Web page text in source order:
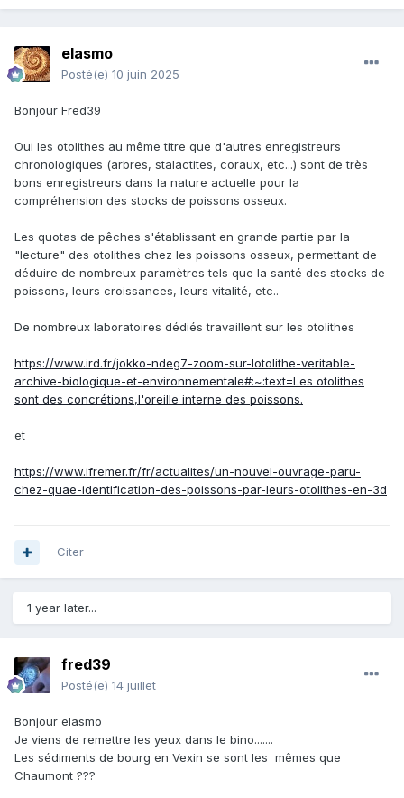
elasmo
Posté(e) 10 juin 2025
Bonjour Fred39
Oui les otolithes au même titre que d'autres enregistreurs
chronologiques (arbres, stalactites, coraux, etc...) sont de très
bons enregistreurs dans la nature actuelle pour la
compréhension des stocks de poissons osseux.
Les quotas de pêches s'établissant en grande partie par la
"lecture" des otolithes chez les poissons osseux, permettant de
déduire de nombreux paramètres tels que la santé des stocks de
poissons, leurs croissances, leurs vitalité, etc..
De nombreux laboratoires dédiés travaillent sur les otolithes
https://www.ird.fr/jokko-ndeg7-zoom-sur-lotolithe-veritable-
archive-biologique-et-environnementale#:~:text=Les otolithes
sont des concrétions,l'oreille interne des poissons.
et
https://www.ifremer.fr/fr/actualites/un-nouvel-ouvrage-paru-
chez-quae-identification-des-poissons-par-leurs-otolithes-en-3d
Citer
1 year later...
fred39
Posté(e) 14 juillet
Bonjour elasmo
Je viens de remettre les yeux dans le bino.......
Les sédiments de bourg en Vexin se sont les mêmes que
Chaumont ???